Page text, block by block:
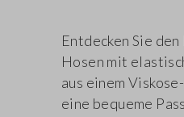
Entdecken Sie
Hosen mit
aus einem
eine bequeme